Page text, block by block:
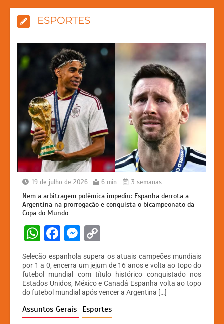
ESPORTES
19 de julho de 2026 6 min 3 semanas
Nem a arbitragem polêmica impediu: Espanha derrota a
Argentina na prorrogação e conquista o bicampeonato da
Copa do Mundo
W
h
at
s
A
p
F
a
c
e
b
o
M
s
s
e
n
p
y
Li
n
Seleção espanhola supera os atuais campeões mundiais
por 1 a 0, encerra um jejum de 16 anos e volta ao topo do
futebol mundial com título histórico conquistado nos
Estados Unidos, México e Canadá Espanha volta ao topo
do futebol mundial após vencer a Argentina […]
Assuntos Gerais Esportes